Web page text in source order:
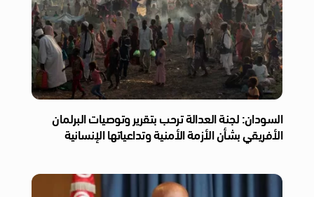
السودان: لجنة العدالة ترحب بتقرير وتوصيات البرلمان
الأفريقي بشأن الأزمة الأمنية وتداعياتها الإنسانية